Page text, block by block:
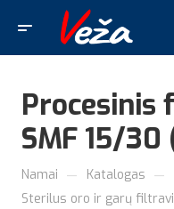
Procesinis
SMF 15/30
Namai — Katalogas —
Sterilus oro ir garų